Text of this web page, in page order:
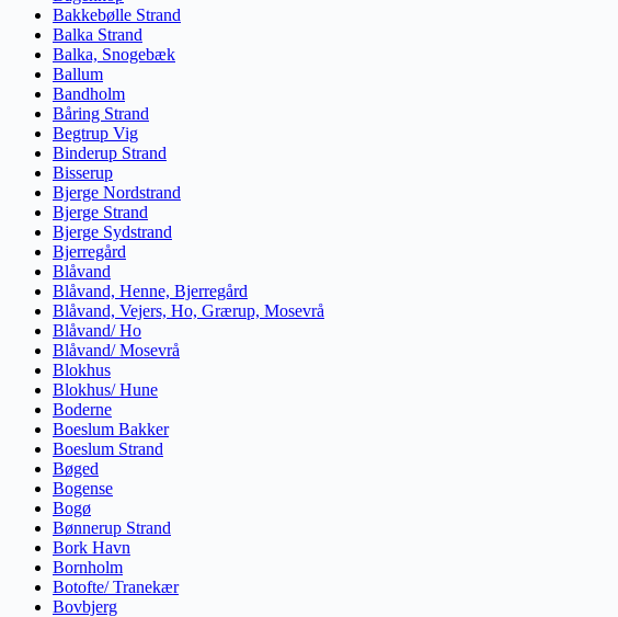
Bakkebølle Strand
Balka Strand
Balka, Snogebæk
Ballum
Bandholm
Båring Strand
Begtrup Vig
Binderup Strand
Bisserup
Bjerge Nordstrand
Bjerge Strand
Bjerge Sydstrand
Bjerregård
Blåvand
Blåvand, Henne, Bjerregård
Blåvand, Vejers, Ho, Grærup, Mosevrå
Blåvand/ Ho
Blåvand/ Mosevrå
Blokhus
Blokhus/ Hune
Boderne
Boeslum Bakker
Boeslum Strand
Bøged
Bogense
Bogø
Bønnerup Strand
Bork Havn
Bornholm
Botofte/ Tranekær
Bovbjerg